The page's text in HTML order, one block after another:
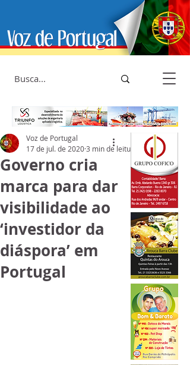
Governo cria
marca para dar
visibilidade ao
‘investidor da
diáspora’ em
Portugal
Voz de Portugal
17 de jul. de 20203 min de leitura